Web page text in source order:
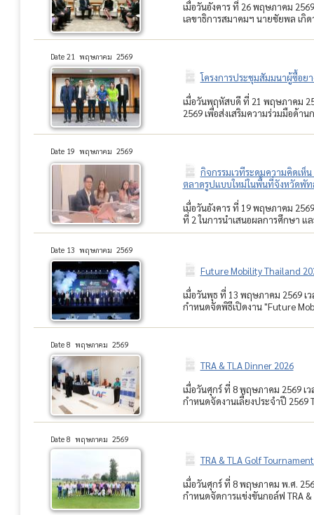
เมื่อวันอังคาร ที่ 26 พฤษภาคม
เลขาธิการสมาคมฯ นายชัยพล เกิ
Date 21 พฤษภาคม 2569
โครงการประชุมสัมมนาผู้ซื้อย
เมื่อวันพฤหัสบดี ที่ 21 พฤษภาคม
2569 เพื่อส่งเสริมความร่วมมือด้า
Date 19 พฤษภาคม 2569
กิจกรรมเวทีระดมความคิดเห็
ตลาดรูปแบบใหม่ในพื้นที่จังหวัดพัท
เมื่อวันอังคาร ที่ 19 พฤษภาคม
ที่ 2 ในการนำเสนอผลการศึกษา แ
Date 13 พฤษภาคม 2569
Future Mobility Thailand
เมื่อวันพุธ ที่ 13 พฤษภาคม 2569 เ
กำหนดจัดพิธีเปิดงาน "Future
Date 8 พฤษภาคม 2569
TRA & TLA Dinner 2026
เมื่อวันศุกร์ ที่ 8 พฤษภาคม 2569
กำหนดจัดงานเลี้ยงประจำปี 2569
Date 8 พฤษภาคม 2569
TRA & TLA Golf
เมื่อวันศุกร์ ที่ 8 พฤษภาคม พ.ศ.
กำหนดจัดการแข่งขันกอล์ฟ TRA &